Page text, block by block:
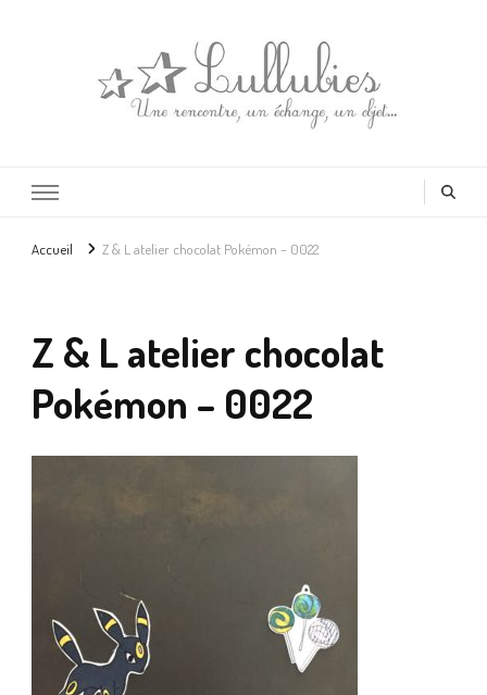
Accueil Z & L atelier chocolat Pokémon – 0022
Z & L atelier chocolat
Pokémon – 0022